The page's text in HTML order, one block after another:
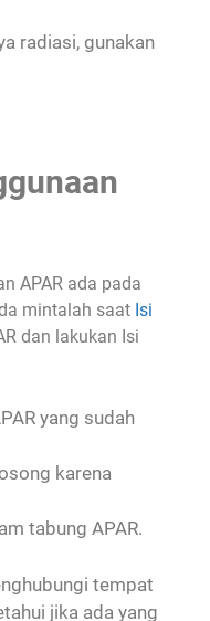
radiasi, gunakan
APAR ada pada
mintalah saat Isi
dan lakukan Isi
yang sudah
karena
tabung APAR.
tempat
jika ada yang